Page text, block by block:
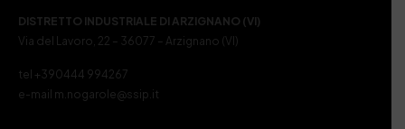
DISTRETTO INDUSTRIALE DI ARZIGNANO (VI)
Via del Lavoro, 22 – 36077 – Arzignano (VI)
tel +390444 994267
e-mail m.nogarole@ssip.it